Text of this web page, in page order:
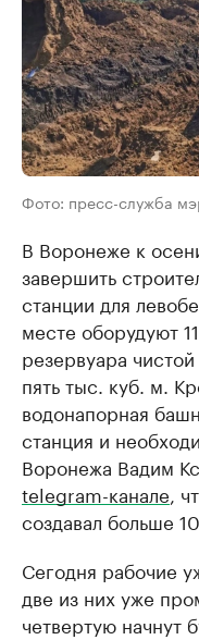
Фото: пресс-служба
В Воронеже к
завершить
станции для
месте оборудуют
резервуара
пять тыс. куб. м.
водонапорная
станция и
Воронежа Вадим
telegram-канале,
создавал больше
Сегодня рабочие
две из них уже
четвертую начнут